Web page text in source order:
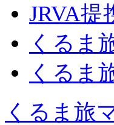
JRVA提
くるま
くるま
くるま旅